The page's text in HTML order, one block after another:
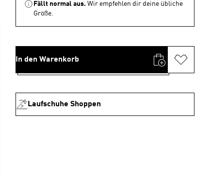
Fällt normal aus. Wir empfehlen dir deine übliche
Größe.
In den Warenkorb
Laufschuhe Shoppen